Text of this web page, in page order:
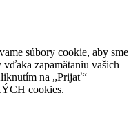
súbory cookie, aby sme
zapamätaniu vašich
na „Prijať“
cookies.